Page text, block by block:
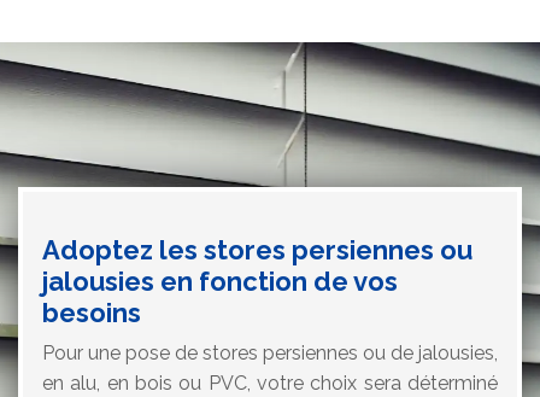
Adoptez les stores persiennes ou
jalousies en fonction de vos
besoins
Pour une pose de stores persiennes ou de jalousies,
en alu, en bois ou PVC, votre choix sera déterminé